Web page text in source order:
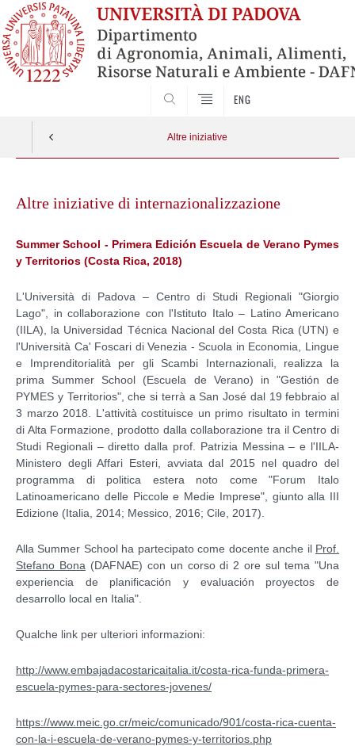
ENG
Altre iniziative
contentAltre iniziative di internazionalizzazione
Summer School - Primera Edición Escuela de Verano Pymes
y Territorios (Costa Rica, 2018)
L'Università di Padova – Centro di Studi Regionali "Giorgio
Lago", in collaborazione con l'Istituto Italo – Latino Americano
(IILA), la Universidad Técnica Nacional del Costa Rica (UTN) e
l'Università Ca' Foscari di Venezia - Scuola in Economia, Lingue
e Imprenditorialità per gli Scambi Internazionali, realizza la
prima Summer School (Escuela de Verano) in "Gestión de
PYMES y Territorios", che si terrà a San José dal 19 febbraio al
3 marzo 2018. L'attività costituisce un primo risultato in termini
di Alta Formazione, prodotto dalla collaborazione tra il Centro di
Studi Regionali – diretto dalla prof. Patrizia Messina – e l'IILA-
Ministero degli Affari Esteri, avviata dal 2015 nel quadro del
programma di politica estera noto come "Forum Italo
Latinoamericano delle Piccole e Medie Imprese", giunto alla III
Edizione (Italia, 2014; Messico, 2016; Cile, 2017).
Alla Summer School ha partecipato come docente anche il Prof.
Stefano Bona (DAFNAE) con un corso di 2 ore sul tema "Una
experiencia de planificación y evaluación proyectos de
desarrollo local en Italia".
Qualche link per ulteriori informazioni:
http://www.embajadacostaricaitalia.it/costa-rica-funda-primera-
escuela-pymes-para-sectores-jovenes/
https://www.meic.go.cr/meic/comunicado/901/costa-rica-cuenta-
con-la-i-escuela-de-verano-pymes-y-territorios.php